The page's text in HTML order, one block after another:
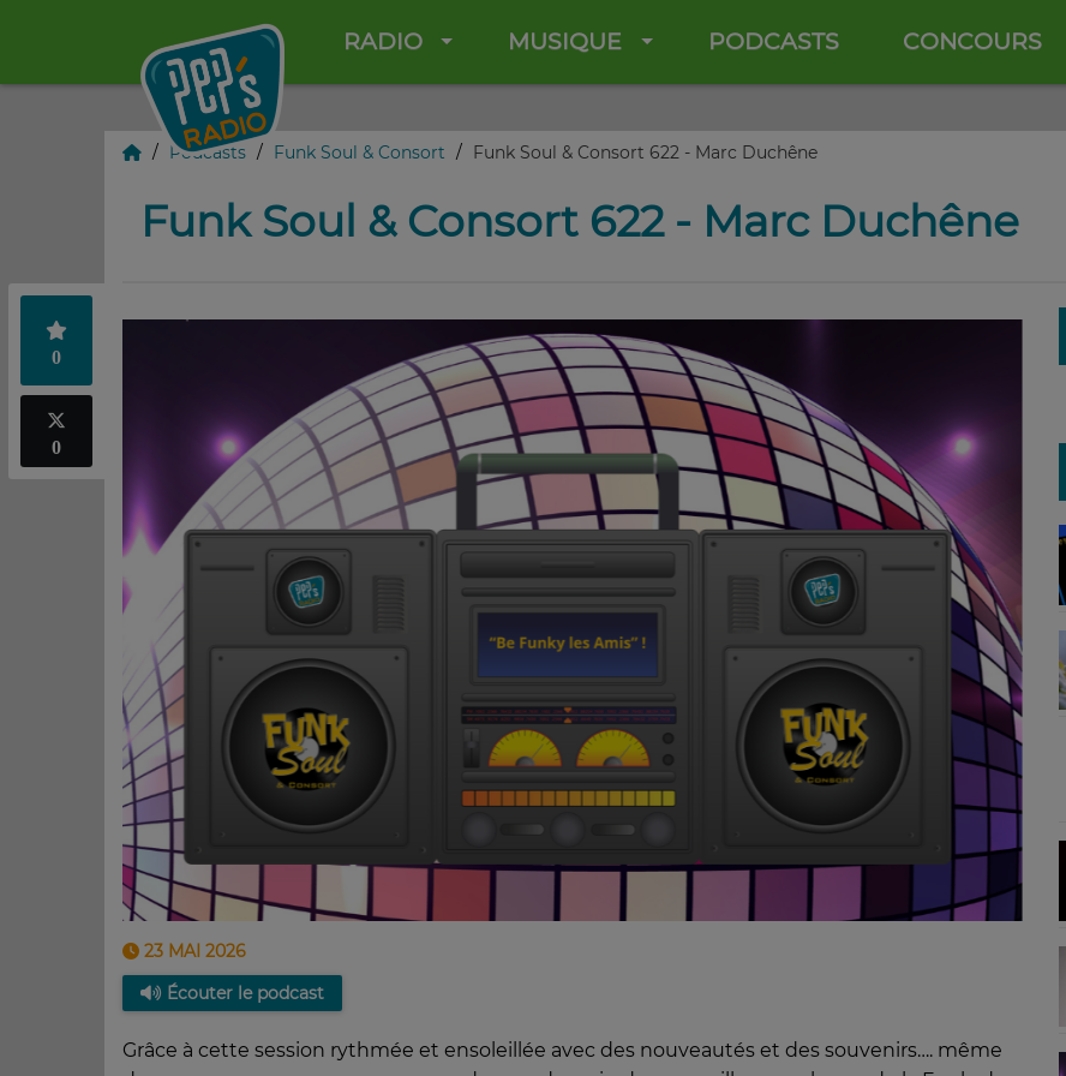
RADIO MUSIQUE PODCASTS CONCOURS
Podcasts Funk Soul & Consort Funk Soul & Consort 622 - Marc Duchêne
Funk Soul & Consort 622 - Marc Duchêne
0
0
23 MAI 2026
Écouter le podcast
Grâce à cette session rythmée et ensoleillée avec des nouveautés et des souvenirs…. même